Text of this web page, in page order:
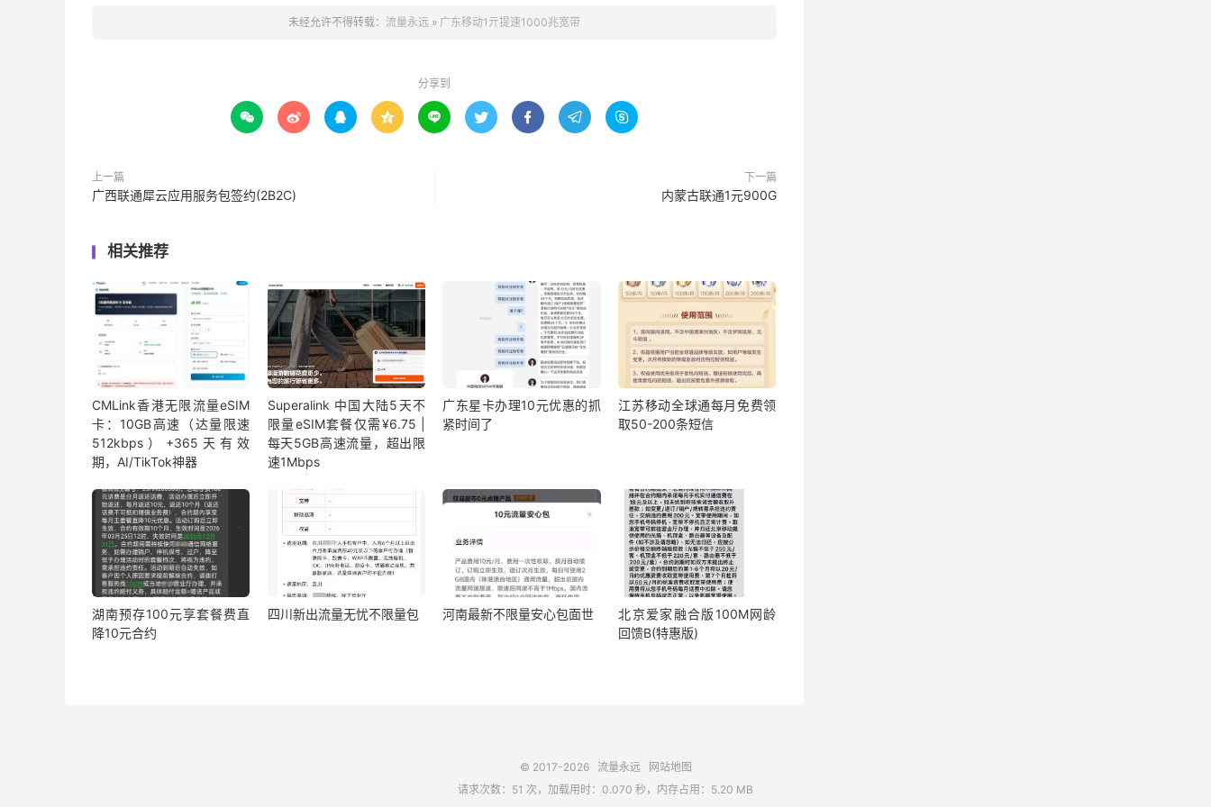
未经允许不得转载： 流量永远 » 广东移动1亓提速1000兆宽带
分享到
        
上一篇
广西联通犀云应用服务包签约(2B2C)
下一篇
内蒙古联通1元900G
相关推荐
CMLink香港无限流量eSIM
卡：10GB高速（达量限速
512kbps）+365天有效
期，AI/TikTok神器
Superalink 中国大陆5天不
限量eSIM套餐仅需¥6.75 |
每天5GB高速流量，超出限
速1Mbps
广东星卡办理10元优惠的抓
紧时间了
江苏移动全球通每月免费领
取50-200条短信
湖南预存100元享套餐费直
降10元合约
四川新出流量无忧不限量包 河南最新不限量安心包面世
北京爱家融合版100M网龄
回馈B(特惠版)
© 2017-2026 流量永远
网站地图
请求次数：51 次，加载用时：0.070 秒，内存占用：5.20 MB